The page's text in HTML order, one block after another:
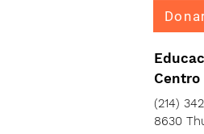
Centro
(214)
8630